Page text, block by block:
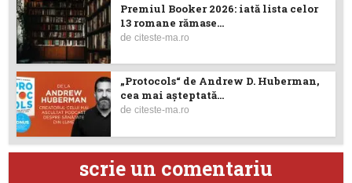
Premiul Booker 2026: iată lista celor
13 romane rămase...
deciteste-ma.ro
„Protocols“ de Andrew D. Huberman,
cea mai așteptată...
deciteste-ma.ro
scrie un comentariu